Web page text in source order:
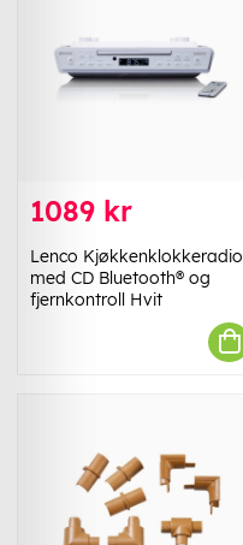
1089 kr
Lenco Kjøkkenklokkeradio
med CD Bluetooth® og
fjernkontroll Hvit